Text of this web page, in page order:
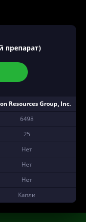
препарат)
Resources Group, Inc.
6498
25
Нет
Нет
Нет
Капли